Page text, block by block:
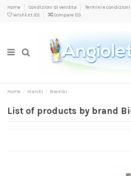
Home Condizioni di vendita Termini e condizioni
Wishlist (0) Compare (0)
Home Marchi Biembi
List of products by brand